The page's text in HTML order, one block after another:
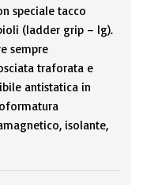
speciale tacco
(ladder grip – lg).
sempre
traforata e
antistatica in
isolante,